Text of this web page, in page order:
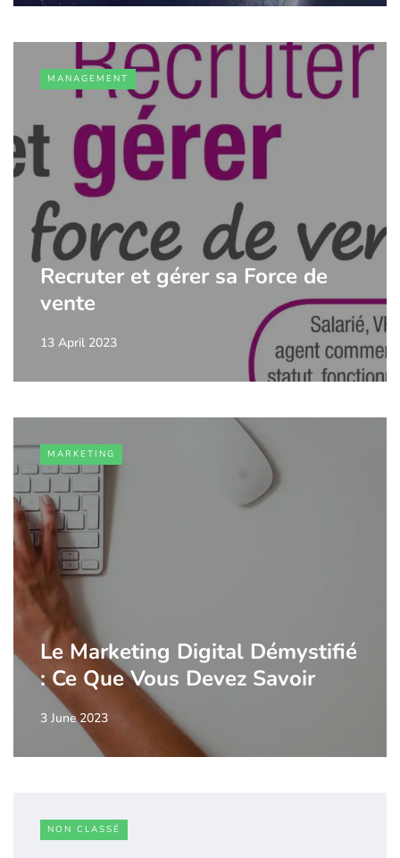
MANAGEMENT
Recruter et gérer sa Force de
vente
13 April 2023
MARKETING
Le Marketing Digital Démystifié
: Ce Que Vous Devez Savoir
3 June 2023
NON CLASSÉ